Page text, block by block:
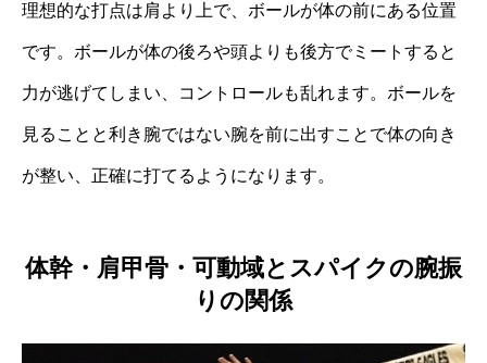
理想的な打点は肩より上で、ボールが体の前にある位置
です。ボールが体の後ろや頭よりも後方でミートすると
力が逃げてしまい、コントロールも乱れます。ボールを
見ることと利き腕ではない腕を前に出すことで体の向き
が整い、正確に打てるようになります。
体幹・肩甲骨・可動域とスパイクの腕振
りの関係